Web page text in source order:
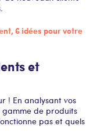
6 idées pour votre
et
! En analysant vos
de produits
pas et quels